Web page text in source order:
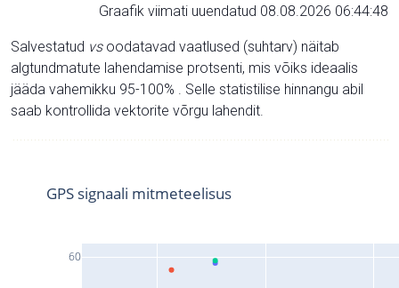
Graafik viimati uuendatud 08.08.2026 06:44:48
Salvestatud vsoodatavad vaatlused (suhtarv) näitab
algtundmatute lahendamise protsenti, mis võiks ideaalis
jääda vahemikku 95-100% . Selle statistilise hinnangu abil
saab kontrollida vektorite võrgu lahendit.
60
GPS signaali mitmeteelisus